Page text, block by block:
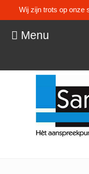
Wij zijn trots op onze
Menu